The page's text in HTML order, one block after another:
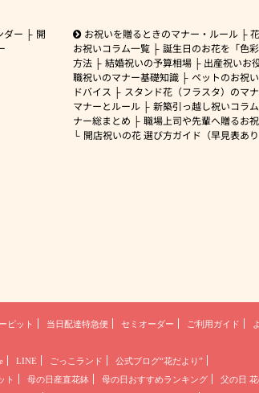
ダー
開
お祝いを贈るときのマナー・ルール
お祝いコラム一覧
誕生日のお花を「色
方法
結婚祝いの予算相場 出産祝いお
職祝いのマナー基礎知識
ペットのお祝
ドバイス
スタンド花（フラスタ）のマ
マナーとルール
新築引っ越し祝いコラム
ナー総まとめ
職場上司や先輩へ贈るお
開店祝いの花 選び方ガイド（早見表あり
ピット 当日配達特急便 セミオーダー ご利用ガイド
LINE ごっこランド
公式ブログ“花だより”
ト 母の日産直花鉢 母の日おすすめランキング 父の日